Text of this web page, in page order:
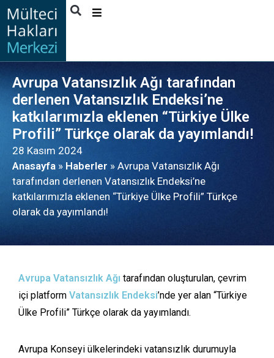
HAKKIMIZDA
FAALIYETLER
YAYINLAR
HABERLER
FAYDALANICI
HIKAYELERI
İLETIŞIM
TÜRKÇE
Avrupa Vatansızlık Ağı tarafından
derlenen Vatansızlık Endeksi’ne
katkılarımızla eklenen “Türkiye Ülke
Profili” Türkçe olarak da yayımlandı!
28 Kasım 2024
Anasayfa » Haberler » Avrupa Vatansızlık Ağı
tarafından derlenen Vatansızlık Endeksi’ne
katkılarımızla eklenen “Türkiye Ülke Profili” Türkçe
olarak da yayımlandı!
Avrupa Vatansızlık Ağı tarafından oluşturulan, çevrim
içi platform Vatansızlık Endeksi’nde yer alan “Türkiye
Ülke Profili” Türkçe olarak da yayımlandı.
Avrupa Konseyi ülkelerindeki vatansızlık durumuyla